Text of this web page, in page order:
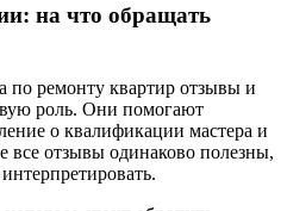
на что обращать
по ремонту квартир отзывы и
роль. Они помогают
о квалификации мастера и
все отзывы одинаково полезны,